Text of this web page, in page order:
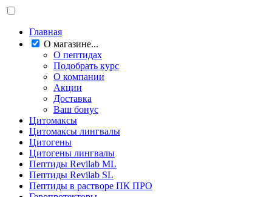
Главная
О магазине...
О пептидах
Подобрать курс
О компании
Акции
Доставка
Ваш бонус
Цитомаксы
Цитомаксы лингвалы
Цитогены
Цитогены лингвалы
Пептиды Revilab ML
Пептиды Revilab SL
Пептиды в растворе ПК ПРО